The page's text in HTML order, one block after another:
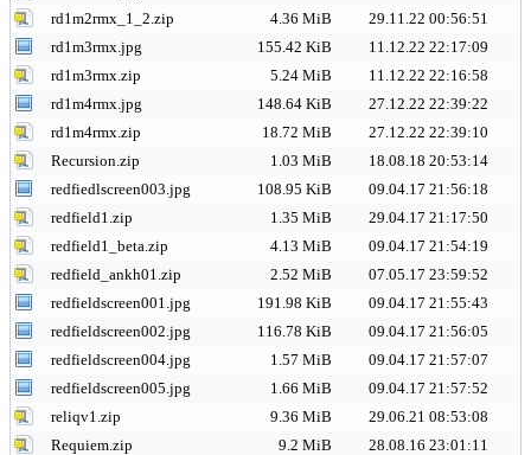
rd1m2rmx_1_2.zip
4.36 MiB
29.11.22 00:56:51
rd1m3rmx.jpg
155.42 KiB
11.12.22 22:17:09
rd1m3rmx.zip
5.24 MiB
11.12.22 22:16:58
rd1m4rmx.jpg
148.64 KiB
27.12.22 22:39:22
rd1m4rmx.zip
18.72 MiB
27.12.22 22:39:10
Recursion.zip
1.03 MiB
18.08.18 20:53:14
redfiedlscreen003.jpg
108.95 KiB
09.04.17 21:56:18
redfield1.zip
1.35 MiB
29.04.17 21:17:50
redfield1_beta.zip
4.13 MiB
09.04.17 21:54:19
redfield_ankh01.zip
2.52 MiB
07.05.17 23:59:52
redfieldscreen001.jpg
191.98 KiB
09.04.17 21:55:43
redfieldscreen002.jpg
116.78 KiB
09.04.17 21:56:05
redfieldscreen004.jpg
1.57 MiB
09.04.17 21:57:07
redfieldscreen005.jpg
1.66 MiB
09.04.17 21:57:52
reliqv1.zip
9.36 MiB
29.06.21 08:53:08
Requiem.zip
9.2 MiB
28.08.16 23:01:11